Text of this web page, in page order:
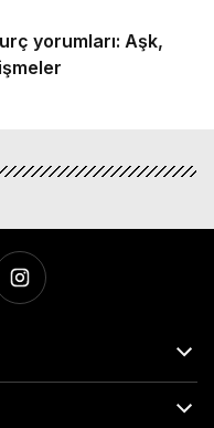
yorumları: Aşk,